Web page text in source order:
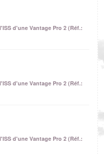
d'une Vantage Pro 2 (Réf.:
d'une Vantage Pro 2 (Réf.:
d'une Vantage Pro 2 (Réf.: